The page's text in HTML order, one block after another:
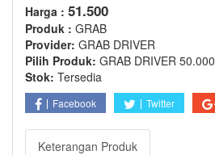
Harga : 51.500
Produk : GRAB
Provider: GRAB DRIVER
Pilih Produk: GRAB DRIVER 50.000
Stok: Tersedia
Facebook Twitter
Keterangan Produk